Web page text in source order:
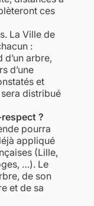
ces
La Ville de
:
arbre,
d’une
et
distribué
?
pourra
appliqué
(Lille,
…). Le
de son
et de sa